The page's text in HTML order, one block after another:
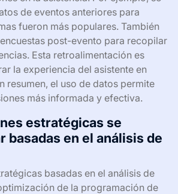
de eventos anteriores para
fueron más populares. También
post-evento para recopilar
Esta retroalimentación es
la experiencia del asistente en
resumen, el uso de datos permite
más informada y efectiva.
estratégicas se
basadas en el análisis de
basadas en el análisis de
de la programación de